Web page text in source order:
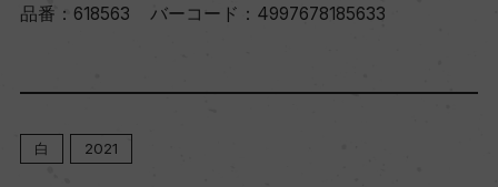
品番： 618563 バーコード： 4997678185633
白 2021